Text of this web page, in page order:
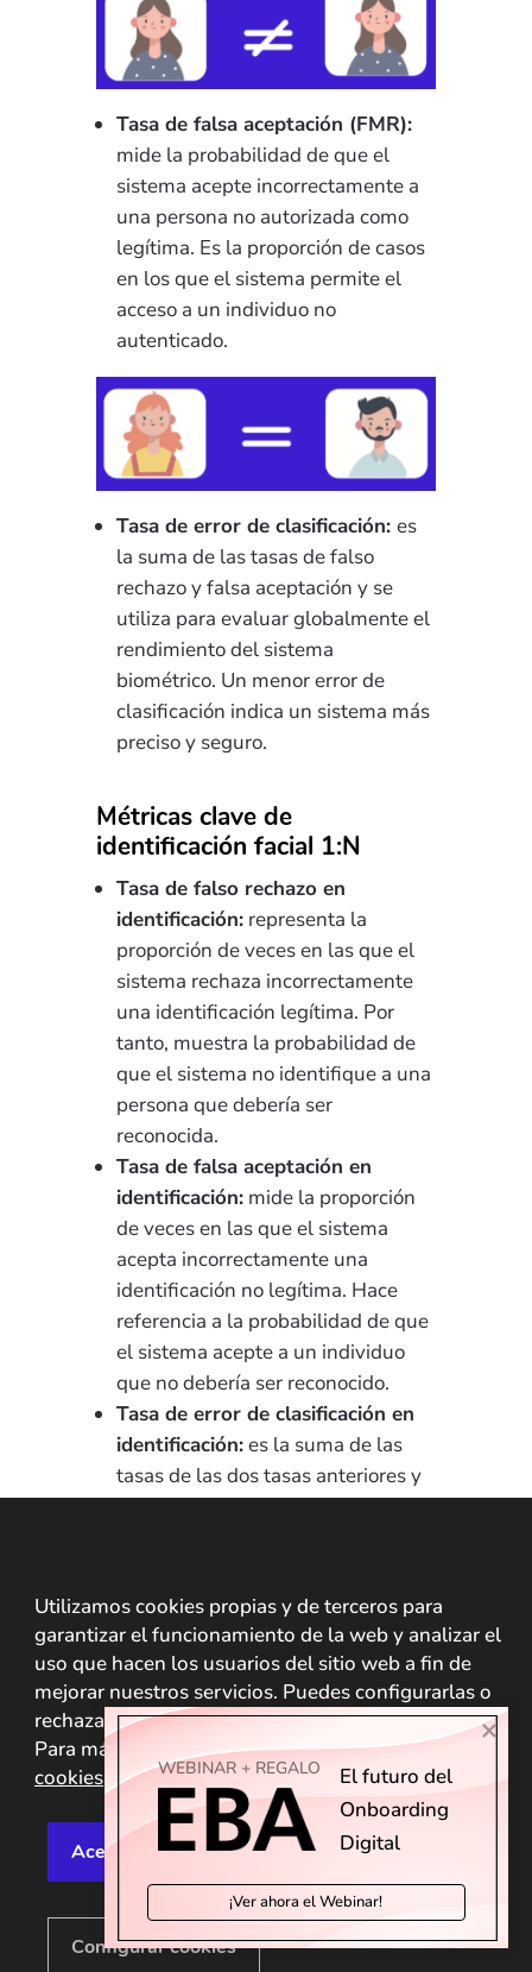
Tasa de falsa aceptación (FMR):
mide la probabilidad de que el
sistema acepte incorrectamente a
una persona no autorizada como
legítima. Es la proporción de casos
en los que el sistema permite el
acceso a un individuo no
autenticado.
Tasa de error de clasificación: es
la suma de las tasas de falso
rechazo y falsa aceptación y se
utiliza para evaluar globalmente el
rendimiento del sistema
biométrico. Un menor error de
clasificación indica un sistema más
preciso y seguro.
Métricas clave de
identificación facial 1:N
Tasa de falso rechazo en
identificación:representa la
proporción de veces en las que el
sistema rechaza incorrectamente
una identificación legítima. Por
tanto, muestra la probabilidad de
que el sistema no identifique a una
persona que debería ser
reconocida.
Tasa de falsa aceptación en
identificación:mide la proporción
de veces en las que el sistema
acepta incorrectamente una
identificación no legítima. Hace
referencia a la probabilidad de que
el sistema acepte a un individuo
que no debería ser reconocido.
Tasa de error de clasificación en
identificación:es la suma de las
tasas de las dos tasas anteriores y
representa la probabilidad de que
Bases de datos para
la evaluación de los
motores biométricos
Como hemos apuntado
anteriormente, el NIST utiliza bases
de datos para evaluar los sistemas
biométricos de los proveedores.
Algunas de las configuraciones más
comunes son:
El futuro del
Onboarding
Digital
¡Ver ahora el Webinar!
WEBINAR + REGALO
Utilizamos cookies propias y de terceros para
garantizar el funcionamiento de la web y analizar el
uso que hacen los usuarios del sitio web a fin de
mejorar nuestros servicios. Puedes configurarlas o
rechazar su uso en la sección de configuración.
Para más información, accede a nuestrapolítica de
cookies
Aceptar cookies Rechazar cookies
Configurar cookies